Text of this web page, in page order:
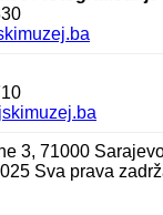
3, 71000
Sva prava